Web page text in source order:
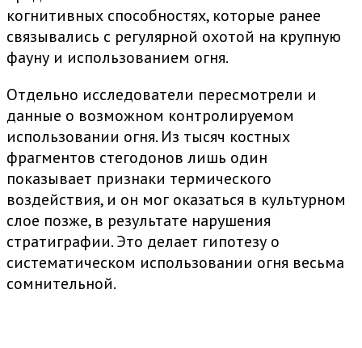
когнитивных способностях, которые ранее
связывались с регулярной охотой на крупную
фауну и использованием огня.
Отдельно исследователи пересмотрели и
данные о возможном контролируемом
использовании огня. Из тысяч костных
фрагментов стегодонов лишь один
показывает признаки термического
воздействия, и он мог оказаться в культурном
слое позже, в результате нарушения
стратиграфии. Это делает гипотезу о
систематическом использовании огня весьма
сомнительной.